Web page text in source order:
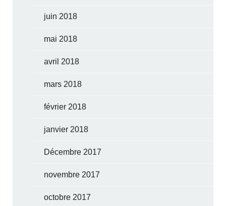
juin 2018
mai 2018
avril 2018
mars 2018
février 2018
janvier 2018
Décembre 2017
novembre 2017
octobre 2017